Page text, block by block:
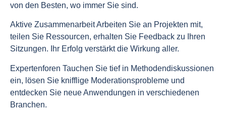
von den Besten, wo immer Sie sind.
Aktive ZusammenarbeitArbeiten Sie an Projekten mit,
teilen Sie Ressourcen, erhalten Sie Feedback zu Ihren
Sitzungen. Ihr Erfolg verstärkt die Wirkung aller.
Expertenforen Tauchen Sie tief in Methodendiskussionen
ein, lösen Sie knifflige Moderationsprobleme und
entdecken Sie neue Anwendungen in verschiedenen
Branchen.